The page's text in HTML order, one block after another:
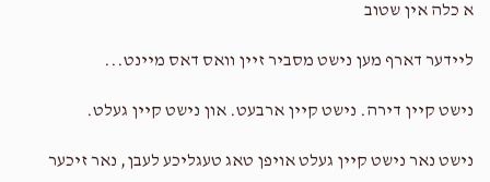
א כלה אין שטוב
ליידער דארף מען נישט מסביר זיין וואס דאס מיינט...
נישט קיין דירה. נישט קיין ארבעט. און נישט קיין געלט.
נישט נאר נישט קיין געלט אויפן טאג טעגליכע לעבן, נאר זיכער